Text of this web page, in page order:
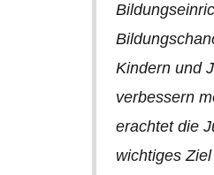
Kindern und
verbessern
erachtet die
wichtiges